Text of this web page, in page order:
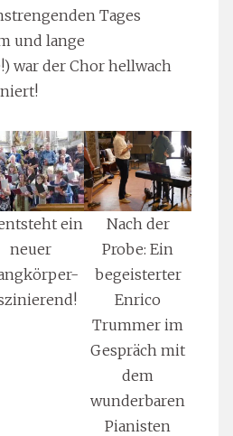
Tages
und lange
war der Chor hellwach
ein
neuer
Nach der
Probe: Ein
begeisterter
Enrico
Trummer im
Gespräch mit
dem
wunderbaren
Pianisten